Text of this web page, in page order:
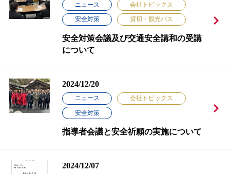
ニュース 会社トピックス
安全対策 貸切・観光バス
安全対策会議及び交通安全講和の受講
について
2024/12/20
ニュース 会社トピックス
安全対策
指導者会議と安全祈願の実施について
2024/12/07